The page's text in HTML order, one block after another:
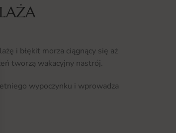
i błękit morza ciągnący się aż
tworzą wakacyjny nastrój.
wypoczynku i wprowadza